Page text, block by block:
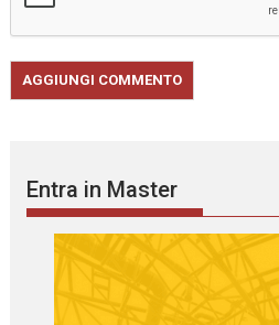
Entra in Master